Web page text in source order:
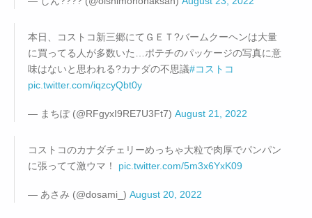
本日、コストコ新三郷にてＧＥＴ?バームクーヘンは大量
に買ってる人が多数いた…ポテチのパッケージの写真に意
味はないと思われる?カナダの不思議#コストコ
pic.twitter.com/iqzcyQbt0y
— まちぽ (@RFgyxI9RE7U3Ft7) August 21, 2022
コストコのカナダチェリーめっちゃ大粒で肉厚でパンパン
に張ってて激ウマ！ pic.twitter.com/5m3x6YxK09
— あさみ (@dosami_) August 20, 2022